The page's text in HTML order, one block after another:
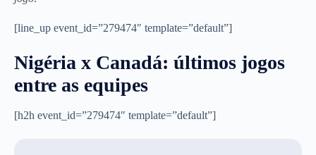
[line_up event_id=”279474″ template=”default”]
Nigéria x Canadá: últimos jogos
entre as equipes
[h2h event_id=”279474″ template=”default”]